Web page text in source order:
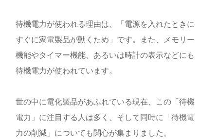
待機電力が使われる理由は、「電源を入れたときに
すぐに家電製品が動くため」です。また、メモリー
機能やタイマー機能、あるいは時計の表示などにも
待機電力が使われています。
世の中に電化製品があふれている現在、この「待機
電力」に注目する人は多く、そして同時に「待機電
力の削減」についても関心が集まりました。